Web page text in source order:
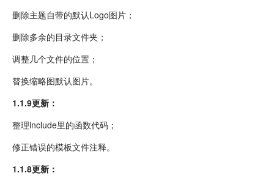
删除主题自带的默认Logo图片；
删除多余的目录文件夹；
调整几个文件的位置；
替换缩略图默认图片。
1.1.9更新：
整理include里的函数代码；
修正错误的模板文件注释。
1.1.8更新：